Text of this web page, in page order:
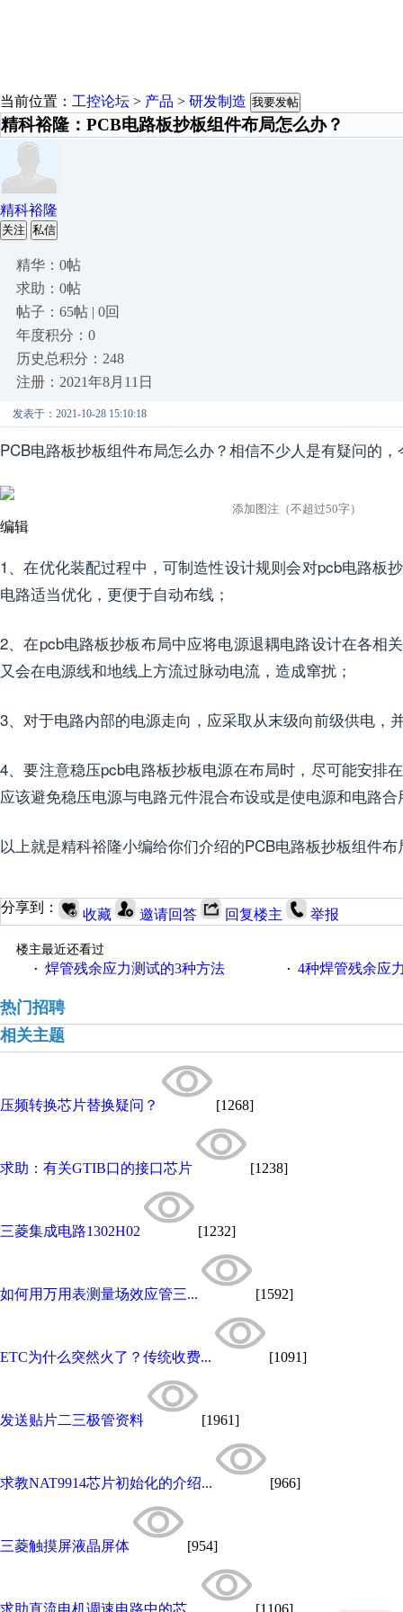
当前位置： 工控论坛 > 产品 > 研发制造 我要发帖
精科裕隆：PCB电路板抄板组件布局怎么办？
精科裕隆
关注 私信
精华：0帖
求助：0帖
帖子：65帖 | 0回
年度积分：0
历史总积分：248
注册：2021年8月11日
发表于：2021-10-28 15:10:18
PCB电路板抄板组件布局怎么办？相信不少人是有疑问的
编辑
1、在优化装配过程中，可制造性设计规则会对pcb电路板
电路适当优化，更便于自动布线；
2、在pcb电路板抄板布局中应将电源退耦电路设计在各相
又会在电源线和地线上方流过脉动电流，造成窜扰；
3、对于电路内部的电源走向，应采取从末级向前级供电
4、要注意稳压pcb电路板抄板电源在布局时，尽可能安排
应该避免稳压电源与电路元件混合布设或是使电源和电路合
以上就是精科裕隆小编给你们介绍的PCB电路板抄板组件
分享到： 收藏 邀请回答 回复楼主 举报
楼主最近还看过
· 焊管残余应力测试的3种方法 · 4种焊管残余应
热门招聘
相关主题
压频转换芯片替换疑问？ [1268]
求助：有关GTIB口的接口芯片 [1238]
三菱集成电路1302H02 [1232]
如何用万用表测量场效应管三... [1592]
ETC为什么突然火了？传统收费... [1091]
发送贴片二三极管资料 [1961]
求教NAT9914芯片初始化的介绍... [966]
三菱触摸屏液晶屏体 [954]
求助直流电机调速电路中的芯... [1106]